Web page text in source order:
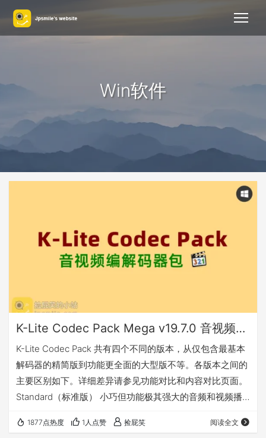
Win软件
K-Lite Codec Pack Mega v19.7.0 音视频编解码器包 (含MPC-HC播放器)
K-Lite Codec Pack 共有四个不同的版本，从仅包含最基本
解码器的精简版到功能更全面的大型版不等。各版本之间的
主要区别如下。详细差异请参见功能对比和内容对比页面。
Standard（标准版） 小巧但功能极其强大的音频和视频播
切。支持播放例如： · AVI、MKV、MP4、FLV、MPEG、
1877点热度 1人点赞 捡屁笑 阅读全文